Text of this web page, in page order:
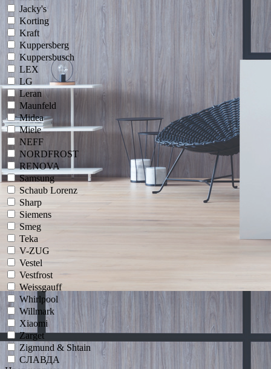
Jacky's
Korting
Kraft
Kuppersberg
Kuppersbusch
LEX
LG
Leran
Maunfeld
Midea
Miele
NEFF
NORDFROST
RENOVA
Samsung
Schaub Lorenz
Sharp
Siemens
Smeg
Teka
V-ZUG
Vestel
Vestfrost
Weissgauff
Whirlpool
Willmark
Xiaomi
Zarget
Zigmund & Shtain
СЛАВДА